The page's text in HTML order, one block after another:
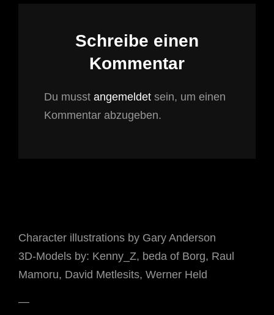
Schreibe einen
Kommentar
Du musst angemeldet sein, um einen
Kommentar abzugeben.
Character illustrations by Gary Anderson
3D-Models by: Kenny_Z, beda of Borg, Raul
Mamoru, David Metlesits, Werner Held
—